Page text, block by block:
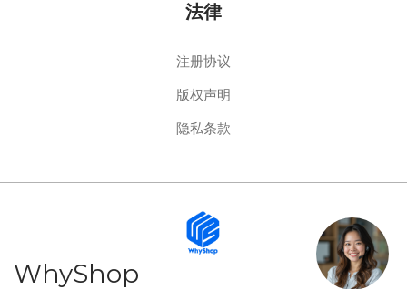
法律
注册协议
版权声明
隐私条款
WhyShop